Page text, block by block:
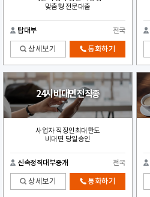
맞춤형 전문대출
탑대부 전국
상세보기 통화하기
24시 비대면 전직종
사업자 직장인최대한도
비대면 당일승인
신속정직대부중개 전국
상세보기 통화하기